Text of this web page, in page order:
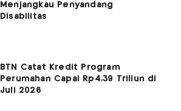
Menjangkau Penyandang
Disabilitas
BTN Catat Kredit Program
Perumahan Capai Rp4,39 Triliun di
Juli 2026